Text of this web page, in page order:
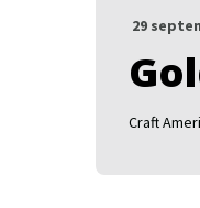
29
Craft